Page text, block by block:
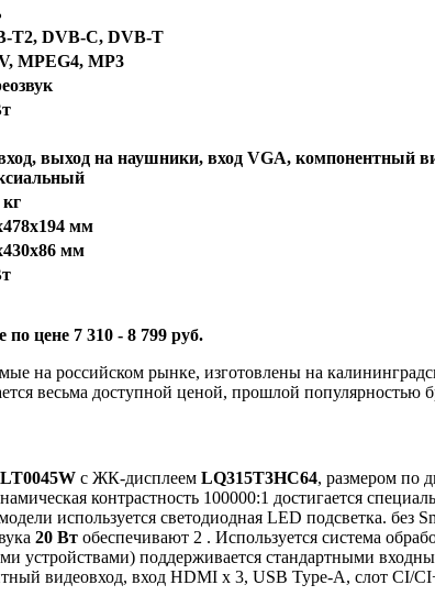
T2, DVB-C, DVB-T
MPEG4, MP3
выход на наушники, вход VGA, компонентный
кг
мм
мм
цене 7 310 - 8 799 руб.
на российском рынке, изготовлены на
весьма доступной ценой, прошлой популярностью
с ЖК-дисплеем LQ315T3HC64, размером по
контрастность 100000:1 достигается
используется светодиодная LED подсветка.
20 Вт обеспечивают 2 . Используется система
устройствами) поддерживается стандартными
видеовход, вход HDMI x 3, USB Type-A, слот CI/